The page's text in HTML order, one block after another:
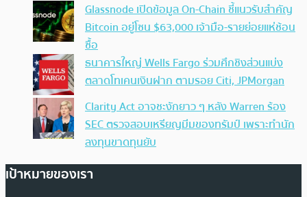
Glassnode เปิดข้อมูล On-Chain ชี้แนวรับสำคัญ
Bitcoin อยู่โซน $63,000 เจ้ามือ-รายย่อยแห่ช้อน
ซื้อ
ธนาคารใหญ่ Wells Fargo ร่วมศึกชิงส่วนแบ่ง
ตลาดโทเคนเงินฝาก ตามรอย Citi, JPMorgan
Clarity Act อาจชะงักยาว ๆ หลัง Warren ร้อง
SEC ตรวจสอบเหรียญมีมของทรัมป์ เพราะทำนัก
ลงทุนขาดทุนยับ
เป้าหมายของเรา